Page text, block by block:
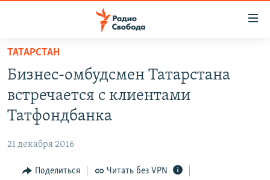
упрощенного
доступа
основному
Вернутся
АВТОРСКИЕ ПРОЕКТЫ
МНЕНИЯ
КУЛЬТУРА
ТАТАРСТАН
Бизнес-омбудсмен Татарстана
встречается с клиентами
Татфондбанка
21 декабря 2016
Поделиться Читать без VPN